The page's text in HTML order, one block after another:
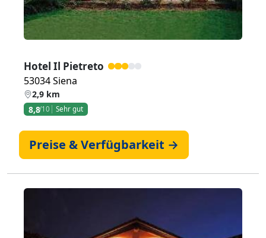
Hotel Il Pietreto
53034 Siena
2,9 km
8,8/10 Sehr gut
Preise & Verfügbarkeit →